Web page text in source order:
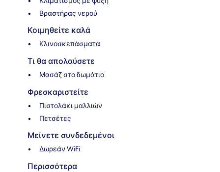
Βραστήρας νερού
Κοιμηθείτε καλά
Κλινοσκεπάσματα
Τι θα απολαύσετε
Μασάζ στο δωμάτιο
Φρεσκαριστείτε
Πιστολάκι μαλλιών
Πετσέτες
Μείνετε συνδεδεμένοι
Δωρεάν WiFi
Περισσότερα